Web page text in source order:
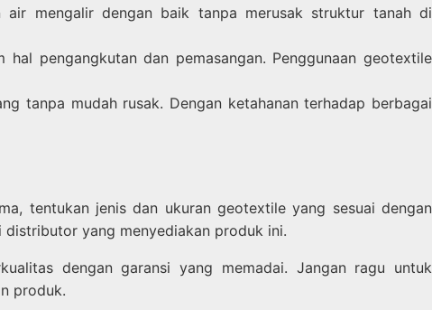
air mengalir dengan baik tanpa merusak struktur tanah di
pengangkutan dan pemasangan. Penggunaan geotextile
tanpa mudah rusak. Dengan ketahanan terhadap berbagai
tentukan jenis dan ukuran geotextile yang sesuai dengan
yang menyediakan produk ini.
dengan garansi yang memadai. Jangan ragu untuk
produk.